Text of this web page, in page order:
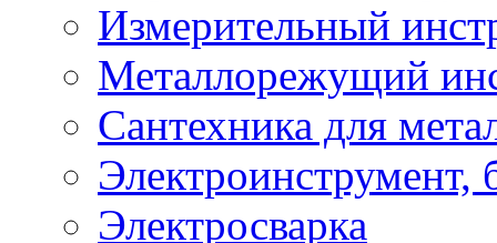
Измерительный
Металлорежущий
Сантехника для
Электроинструмент,
Электросварка